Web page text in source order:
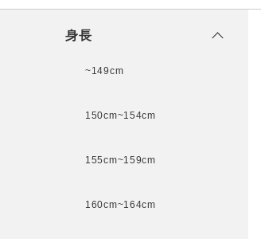
キーワード
身長
~149cm
150cm~154cm
155cm~159cm
160cm~164cm